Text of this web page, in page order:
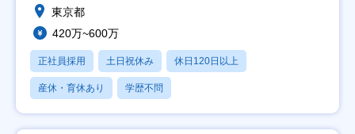
東京都
420万~600万
正社員採用 土日祝休み 休日120日以上
産休・育休あり 学歴不問